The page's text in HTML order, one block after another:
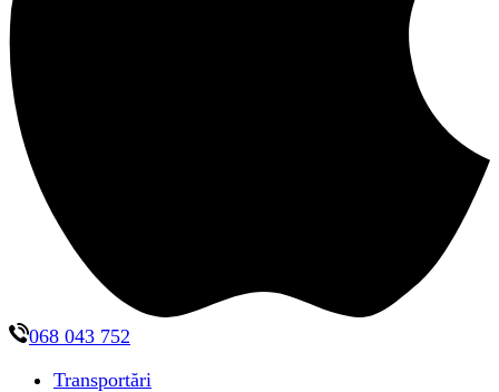
068 043 752
Transportări